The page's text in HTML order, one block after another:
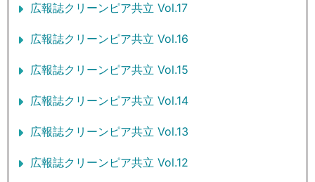
広報誌クリーンピア共立 Vol.17
広報誌クリーンピア共立 Vol.16
広報誌クリーンピア共立 Vol.15
広報誌クリーンピア共立 Vol.14
広報誌クリーンピア共立 Vol.13
広報誌クリーンピア共立 Vol.12